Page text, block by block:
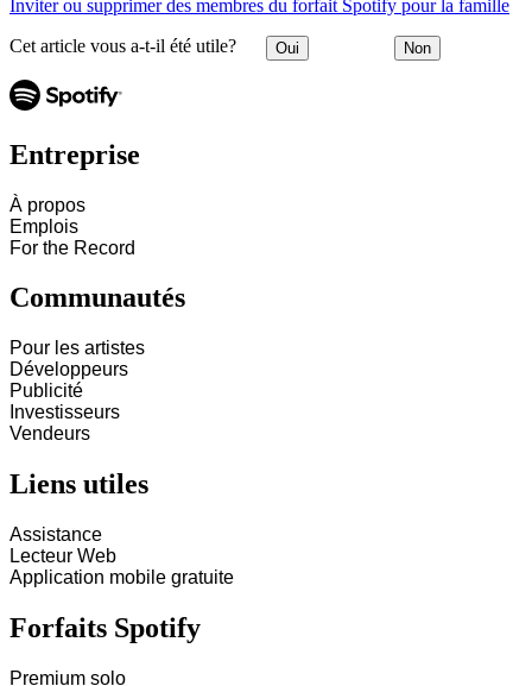
Inviter ou supprimer des membres du forfait Spotify pour la famille
Cet article vous a-t-il été utile? Oui Non
Entreprise
À propos
Emplois
For the Record
Communautés
Pour les artistes
Développeurs
Publicité
Investisseurs
Vendeurs
Liens utiles
Assistance
Lecteur Web
Application mobile gratuite
Forfaits Spotify
Premium solo